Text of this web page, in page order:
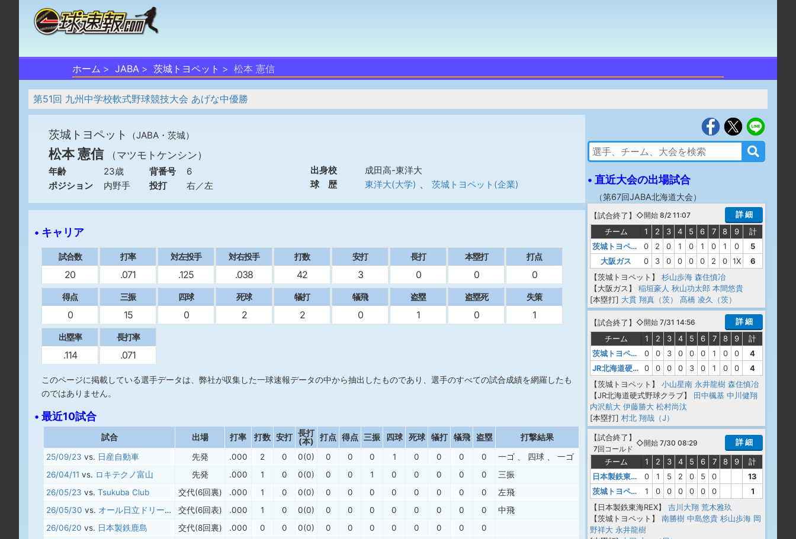
ホーム JABA 茨城トヨペット 松本 憲信
第51回 九州中学校軟式野球競技大会 あげな中優勝
茨城トヨペット （JABA・茨城）
松本 憲信 （マツモトケンシン）
年齢 23歳 背番号
6
ポジション
内野手 投打 右／左
出身校
成田高-東洋大
球 歴
東洋大(大学) 、 茨城トヨペット(企業)
• キャリア
試合数
20
打率
.071
対左投手
.125
対右投手
.038
打数
42
安打
3
長打
0
本塁打
0
打点
0
得点
0
三振
15
四球
0
死球
2
犠打
2
犠飛
0
盗塁
1
盗塁死
0
失策
1
出塁率
.114
長打率
.071
このページに掲載している選手データは、弊社が収集した一球速報データの中から抽出したものであり、選手のすべての試合成績を網羅したも
のではありません。
• 最近10試合
試合 出場 打率 打数 安打 長打
(本)
打点 得点 三振 四球 死球 犠打 犠飛 盗塁 打撃結果
25/09/23 vs. 日産自動車 先発 .000 2 0 0(0) 0 0 0 1 0 0 0 0 一ゴ 四球
一ゴ
26/04/11 vs. ロキテクノ富山 先発 .000 1 0 0(0) 0 0 1 0 0 0 0 0
三振
26/05/23 vs. Tsukuba Club 交代(6回裏) .000 1 0 0(0) 0 0 0 0 0 0 0 0
左飛
26/05/30 vs. オール日立ドリームズ 交代(6回表) .000 1 0 0(0) 0 0 0 0 0 0 0 0
中飛
26/06/20 vs. 日本製鉄鹿島 交代(8回裏) .000 0 0 0(0) 0 0 0 0 0 0 0
0
• 直近大会の出場試合
（第67回JABA北海道大会）
【試合終了 】 ◇開始 8/2 11:07
詳 細
チーム
1 2 3 4 5 6 7 8 9
計
茨城トヨペット
0 2 0 1 0 1 0 1 0
5
大阪ガス
0 3 0 0 0 0 2 0 1X
6
【茨城トヨペット】
杉山歩海 森住慎冶
【大阪ガス】
稲垣豪人 秋山功太郎 本間悠貴
[本塁打] 大貫 翔真（茨） 髙橋 凌久（茨）
【試合終了 】 ◇開始 7/31 14:56
詳 細
チーム
1 2 3 4 5 6 7 8 9
計
茨城トヨペット
0 0 3 0 0 0 1 0 0
4
JR北海道硬式野球クラブ
0 0 0 0 3 0 1 0 0
4
【茨城トヨペット】
小山星南 永井龍樹 森住慎冶
【JR北海道硬式野球クラブ】
田中楓基 中川健翔
内沢航大 伊藤勝大 松村尚汰
[本塁打] 村北 翔哉（J）
【試合終了 】
7回コールド
◇開始 7/30 08:29 詳 細
チーム 1 2 3 4 5 6 7 8 9
計
日本製鉄東海REX
0 1 5 2 0 5 0
13
茨城トヨペット
1 0 0 0 0 0 0
1
【日本製鉄東海REX】
吉川大翔 荒木雅玖
【茨城トヨペット】
南勝樹 中島悠貴 杉山歩海 岡
野祥大 永井龍樹